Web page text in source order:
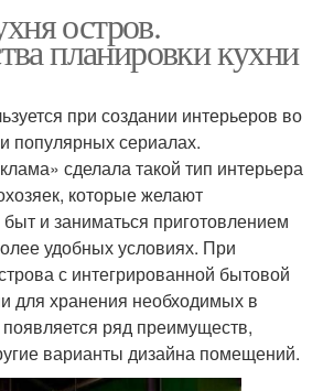
остров.
планировки кухни
при создании интерьеров во
популярных сериалах.
сделала такой тип интерьера
которые желают
быт и заниматься приготовлением
удобных условиях. При
с интегрированной бытовой
для хранения необходимых в
появляется ряд преимуществ,
варианты дизайна помещений.